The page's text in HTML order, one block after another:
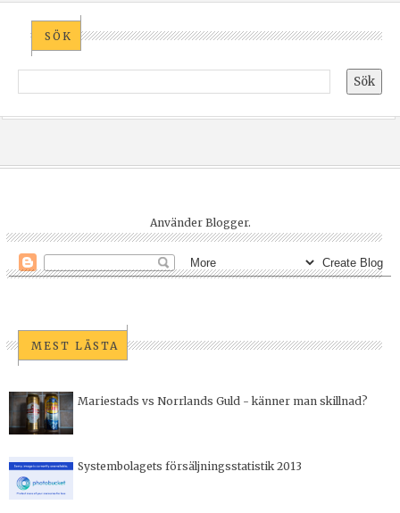
SÖK
Använder Blogger.
MEST LÄSTA
Mariestads vs Norrlands Guld - känner man skillnad?
Systembolagets försäljningsstatistik 2013